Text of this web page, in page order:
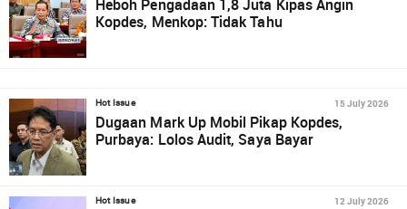
Heboh Pengadaan 1,8 Juta Kipas Angin
Kopdes, Menkop: Tidak Tahu
Hot Issue 15 July 2026
Dugaan Mark Up Mobil Pikap Kopdes,
Purbaya: Lolos Audit, Saya Bayar
Hot Issue 12 July 2026